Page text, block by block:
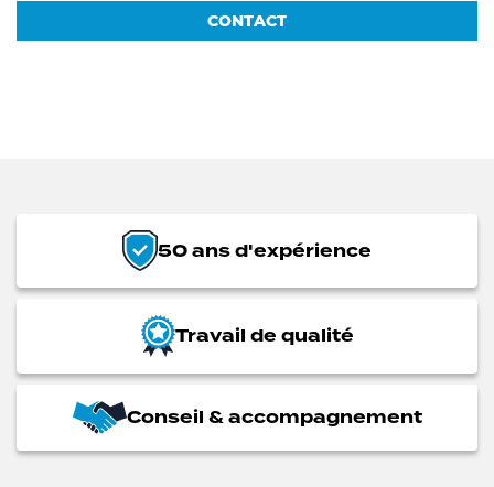
CONTACT
50 ans d'expérience
Travail de qualité
Conseil & accompagnement